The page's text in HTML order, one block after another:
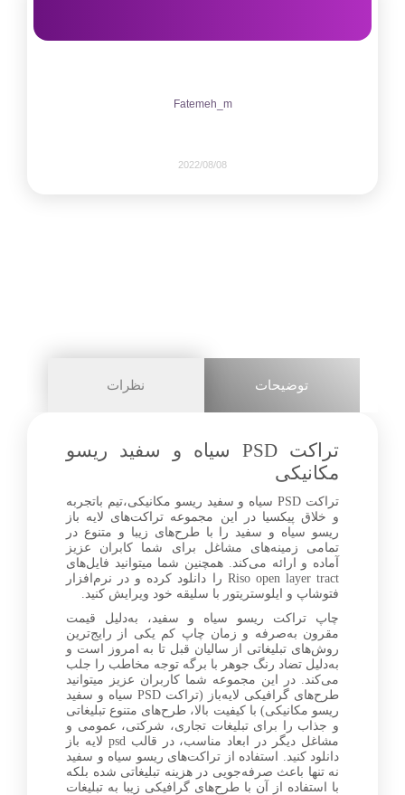
Fatemeh_m
2022/08/08
2+
توضیحات نظرات
تراکت PSD سیاه و سفید ریسو
مکانیکی
تراکت PSD سیاه و سفید ریسو مکانیکی،تیم باتجربه
و خلاق پیکسیا در این مجموعه تراکت‌های لایه باز
ریسو سیاه و سفید را با طرح‌های زیبا و متنوع در
تمامی زمینه‌های مشاغل برای شما کابران عزیز
آماده و ارائه می‌کند. همچنین شما میتوانید فایل‌های
Riso open layer tract را دانلود کرده و در نرم‌افزار
فتوشاپ و ایلوستریتور با سلیقه خود ویرایش کنید.
چاپ تراکت ریسو سیاه و سفید، به‌دلیل قیمت
مقرون به‌صرفه و زمان چاپ کم یکی از رایج‌ترین
روش‌های تبلیغاتی از سالیان قبل تا به امروز است و
به‌دلیل تضاد رنگ جوهر با برگه توجه مخاطب را جلب
می‌کند. در این مجموعه شما کاربران عزیز میتوانید
طرح‌های گرافیکی لایه‌باز (تراکت PSD سیاه و سفید
ریسو مکانیکی) با کیفیت بالا، طرح‌های متنوع تبلیغاتی
و جذاب را برای تبلیغات تجاری، شرکتی، عمومی و
مشاغل دیگر در ابعاد مناسب، در قالب psd لایه باز
دانلود کنید. استفاده از تراکت‌های ریسو سیاه و سفید
نه تنها باعث صرفه‌جویی در هزینه تبلیغاتی شده بلکه
با استفاده از آن با طرح‌های گرافیکی زیبا به تبلیغات